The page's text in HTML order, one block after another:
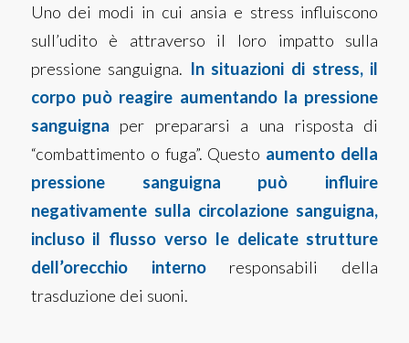
Uno dei modi in cui ansia e stress influiscono
sull’udito è attraverso il loro impatto sulla
pressione sanguigna. In situazioni di stress, il
corpo può reagire aumentando la pressione
sanguigna per prepararsi a una risposta di
“combattimento o fuga”. Questo aumento della
pressione sanguigna può influire
negativamente sulla circolazione sanguigna,
incluso il flusso verso le delicate strutture
dell’orecchio internoresponsabili della
trasduzione dei suoni.